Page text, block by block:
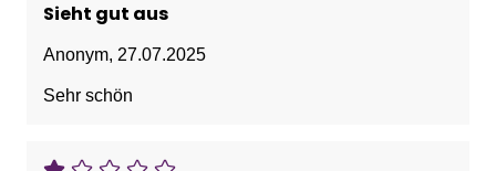
Sieht gut aus
Anonym, 27.07.2025
Sehr schön